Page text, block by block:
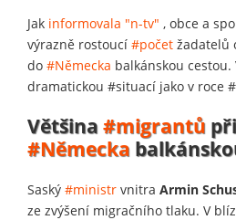
Jak informovala "n-tv" , obce a
výrazně rostoucí #počet žadatelů
do #Německa balkánskou
dramatickou #situací jako v roce
Většina#migrantů
#Německa
Saský #ministr vnitra Armin
ze zvýšení migračního tlaku. V